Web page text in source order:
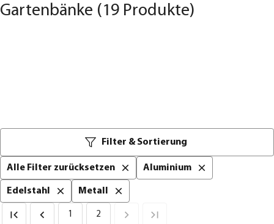
Gartenbänke (19 Produkte)
Filter & Sortierung
Alle Filter zurücksetzen Aluminium
Edelstahl Metall
1 2